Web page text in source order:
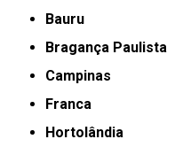
Bauru
Bragança Paulista
Campinas
Franca
Hortolândia